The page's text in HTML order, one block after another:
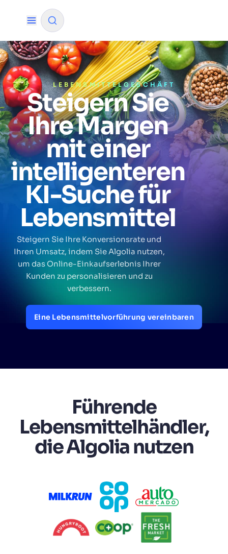
✨KI-Modus
NACH QUELLE FILTERN
✨Wie wird Algolia unser Sucherlebnis und
unsere Konversionsraten verbessern?
✨Wie integriere ich die Algolia-Suche in meine
App?
✨Kann Algolia den Käufern helfen, Produkte
schneller zu finden und den Umsatz zu
steigern?
✨
Wird Algolia mit unserem Traffic und unserem
Datenvolumen mitwachsen?
VORSCHLÄGE
PRODUKTE & RESSOURCEN
LEBENSMITTELGESCHÄFT
Steigern Sie
Ihre Margen
mit einer
intelligenteren
KI-Suche für
Lebensmittel
Steigern Sie Ihre Konversionsrate und
Ihren Umsatz, indem Sie Algolia nutzen,
um das Online-Einkaufserlebnis Ihrer
Kunden zu personalisieren und zu
verbessern.
Eine Lebensmittelvorführung vereinbaren
Führende
Lebensmittelhändler,
die Algolia nutzen